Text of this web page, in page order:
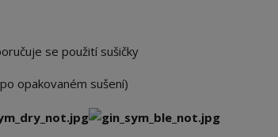
se použití sušičky
opakovaném sušení)